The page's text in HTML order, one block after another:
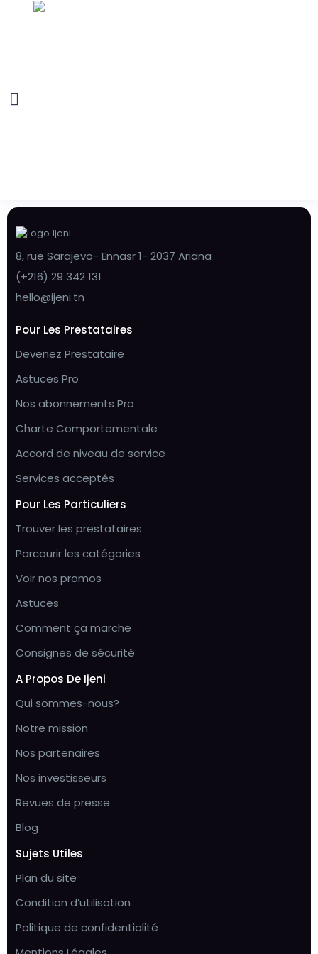
8, rue Sarajevo- Ennasr 1- 2037 Ariana
(+216) 29 342 131
hello@ijeni.tn
Pour Les Prestataires
Devenez Prestataire
Astuces Pro
Nos abonnements Pro
Charte Comportementale
Accord de niveau de service
Services acceptés
Pour Les Particuliers
Trouver les prestataires
Parcourir les catégories
Voir nos promos
Astuces
Comment ça marche
Consignes de sécurité
A Propos De Ijeni
Qui sommes-nous?
Notre mission
Nos partenaires
Nos investisseurs
Revues de presse
Blog
Sujets Utiles
Plan du site
Condition d’utilisation
Politique de confidentialité